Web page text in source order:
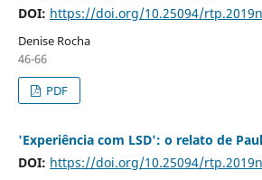
DOI: https://doi.org/10.25094/
Denise Rocha
46-66
PDF
'Experiência com LSD': o relato de
DOI: https://doi.org/10.25094/